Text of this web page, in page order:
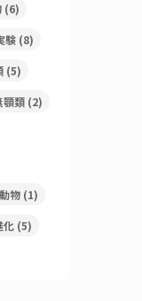
(6)
験 (8)
(5)
顎類 (2)
物 (1)
化 (5)